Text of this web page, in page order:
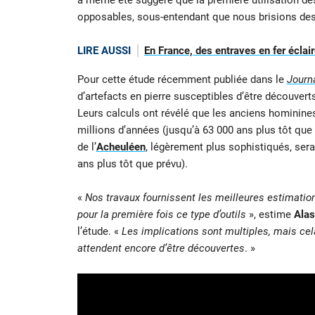
opposables, sous-entendant que nous brisions
LIRE AUSSI En France, des entraves en fer
Pour cette étude récemment publiée dans le
d’artefacts en pierre susceptibles d’être
Leurs calculs ont révélé que les anciens
millions d’années (jusqu’à 63 000 ans plus tôt
de l’Acheuléen, légèrement plus sophistiqués,
ans plus tôt que prévu).
« Nos travaux fournissent les meilleures
pour la première fois ce type d’outils », estime
l’étude. « Les implications sont multiples, mais
attendent encore d’être découvertes. »